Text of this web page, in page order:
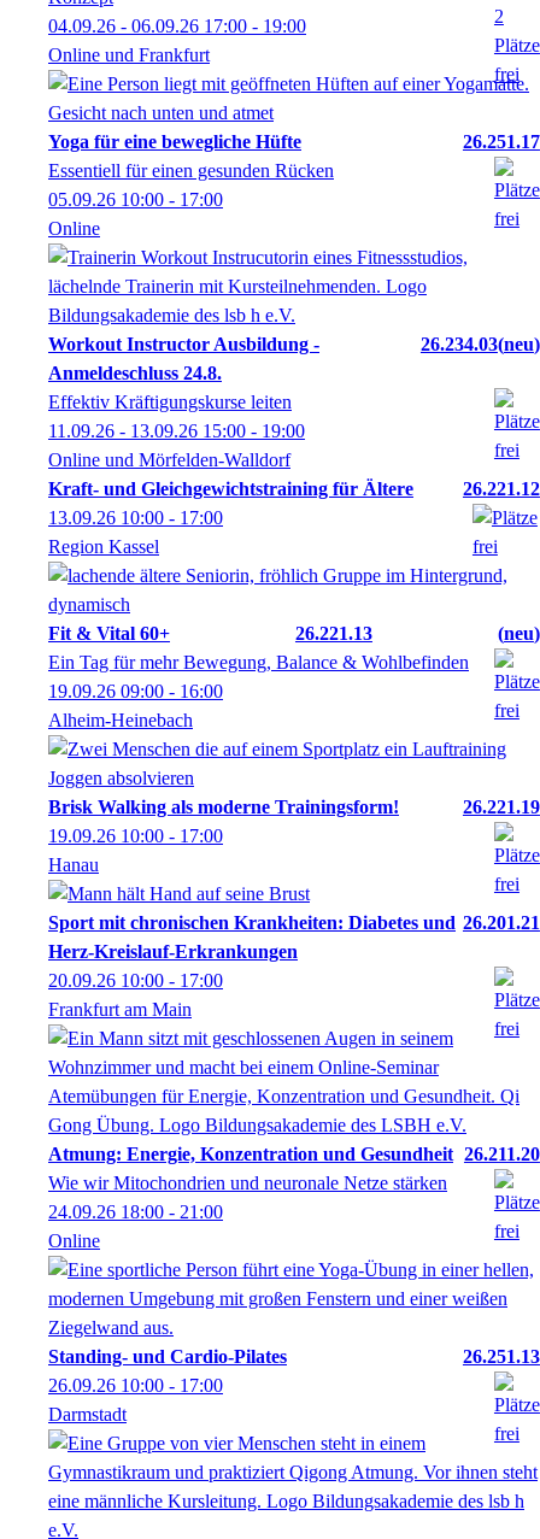
04.09.26 - 06.09.26 17:00 - 19:00
Online und Frankfurt
Yoga für eine bewegliche Hüfte
26.251.17
Essentiell für einen gesunden Rücken
05.09.26 10:00 - 17:00
Online
Workout Instructor Ausbildung -
Anmeldeschluss 24.8.
26.234.03 neu
Effektiv Kräftigungskurse leiten
11.09.26 - 13.09.26 15:00 - 19:00
Online und Mörfelden-Walldorf
Kraft- und Gleichgewichtstraining für Ältere
26.221.12
13.09.26 10:00 - 17:00
Region Kassel
Fit & Vital 60+ 26.221.13
neu
Ein Tag für mehr Bewegung, Balance & Wohlbefinden
19.09.26 09:00 - 16:00
Alheim-Heinebach
Brisk Walking als moderne Trainingsform!
26.221.19
19.09.26 10:00 - 17:00
Hanau
Sport mit chronischen Krankheiten: Diabetes und
Herz-Kreislauf-Erkrankungen
26.201.21
20.09.26 10:00 - 17:00
Frankfurt am Main
Atmung: Energie, Konzentration und Gesundheit 26.211.20
Wie wir Mitochondrien und neuronale Netze stärken
24.09.26 18:00 - 21:00
Online
Standing- und Cardio-Pilates
26.251.13
26.09.26 10:00 - 17:00
Darmstadt